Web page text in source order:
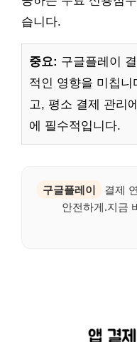
습니다.
중요: 구글플레이
적인 영향을 미칩
고, 평소 결제 관리
에 필수적입니다.
구글플레이
결제
안전하게.지금